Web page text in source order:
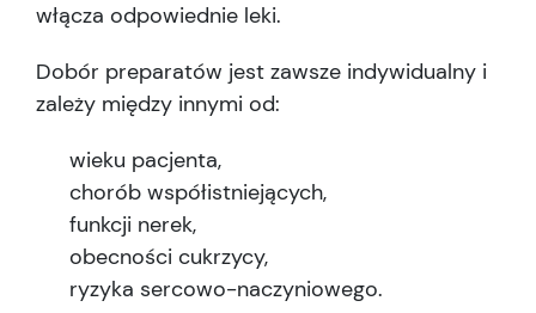
włącza odpowiednie leki.
Dobór preparatów jest zawsze indywidualny i
zależy między innymi od:
wieku pacjenta,
chorób współistniejących,
funkcji nerek,
obecności cukrzycy,
ryzyka sercowo-naczyniowego.